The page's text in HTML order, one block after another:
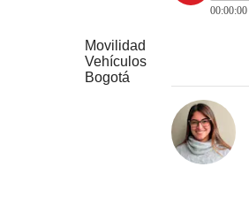
00:00:00
Movilidad
Vehículos
Bogotá